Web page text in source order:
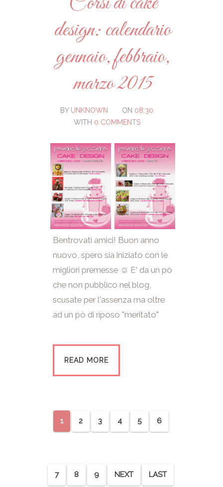
design: calendario
gennaio, febbraio,
marzo 2015
BY UNKNOWN ON 08:30
WITH 0 COMMENTS
Bentrovati amici! Buon anno
nuovo, spero sia iniziato con le
migliori premesse ☺ E' da un pò
che non pubblico nel blog,
scusate per l'assenza ma oltre
ad un pò di riposo "meritato"
READ MORE
1 2 3 4 5 6
7 8 9 NEXT LAST